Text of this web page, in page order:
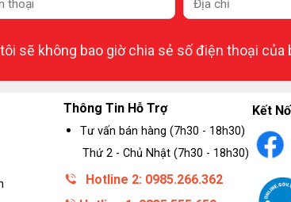
sẽ không bao giờ chia sẻ số điện thoại của
Thông Tin Hỗ Trợ
Tư vấn bán hàng (7h30 - 18h30)
Thứ 2 - Chủ Nhật (7h30 - 18h30)
Hotline 2: 0985.266.362
Kết